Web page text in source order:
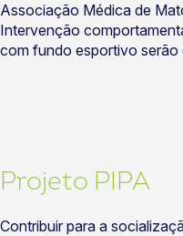
Associação Médica de
Intervenção
com fundo esportivo serão
Projeto PIPA
Contribuir para a